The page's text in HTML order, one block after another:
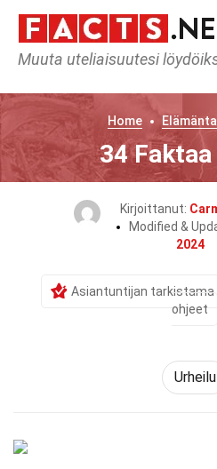
Muuta uteliaisuutesi
Home
34
Kirjoittanut:
Modified &
2024
Asiantuntijan tarkistama
ohjeet
Urheilu